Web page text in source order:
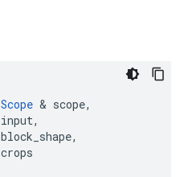
Scope & scope,
input,
block_shape,
crops